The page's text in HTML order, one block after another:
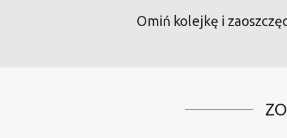
Omiń kolejkę i